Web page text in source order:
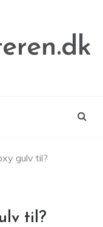
gulv til?
til?